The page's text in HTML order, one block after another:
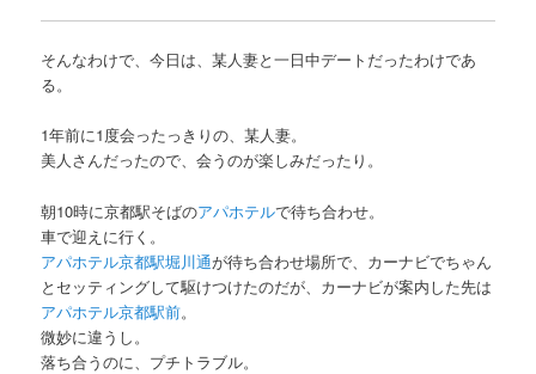
そんなわけで、今日は、某人妻と一日中デートだったわけであ
る。
1年前に1度会ったっきりの、某人妻。
美人さんだったので、会うのが楽しみだったり。
朝10時に京都駅そばのアパホテルで待ち合わせ。
車で迎えに行く。
アパホテル京都駅堀川通が待ち合わせ場所で、カーナビでちゃん
とセッティングして駆けつけたのだが、カーナビが案内した先は
アパホテル京都駅前。
微妙に違うし。
落ち合うのに、プチトラブル。